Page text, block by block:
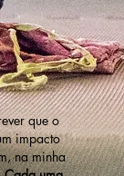
que o
impacto
na minha